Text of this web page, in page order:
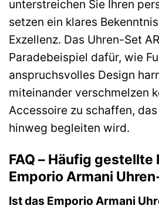
unterstreichen Sie Ihren
setzen ein klares
Exzellenz. Das Uhren-Set
Paradebeispiel dafür, wie
anspruchsvolles Design
miteinander verschmelzen
Accessoire zu schaffen,
hinweg begleiten wird.
FAQ – Häufig gestellte
Emporio Armani
Ist das Emporio Armani